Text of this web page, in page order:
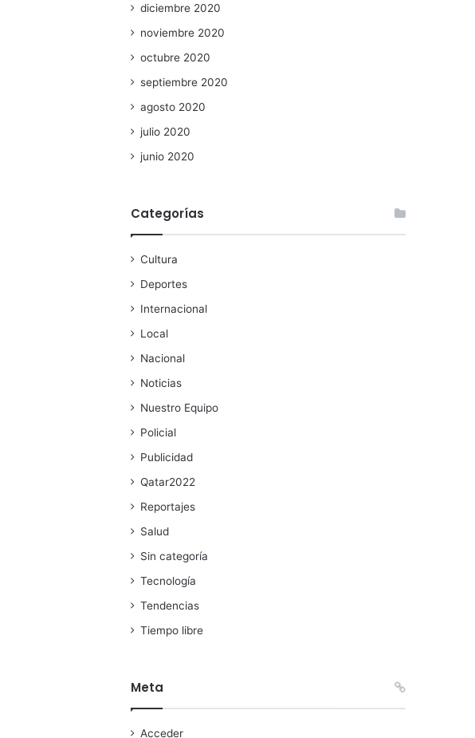
diciembre 2020
noviembre 2020
octubre 2020
septiembre 2020
agosto 2020
julio 2020
junio 2020
Categorías
Cultura
Deportes
Internacional
Local
Nacional
Noticias
Nuestro Equipo
Policial
Publicidad
Qatar2022
Reportajes
Salud
Sin categoría
Tecnología
Tendencias
Tiempo libre
Meta
Acceder